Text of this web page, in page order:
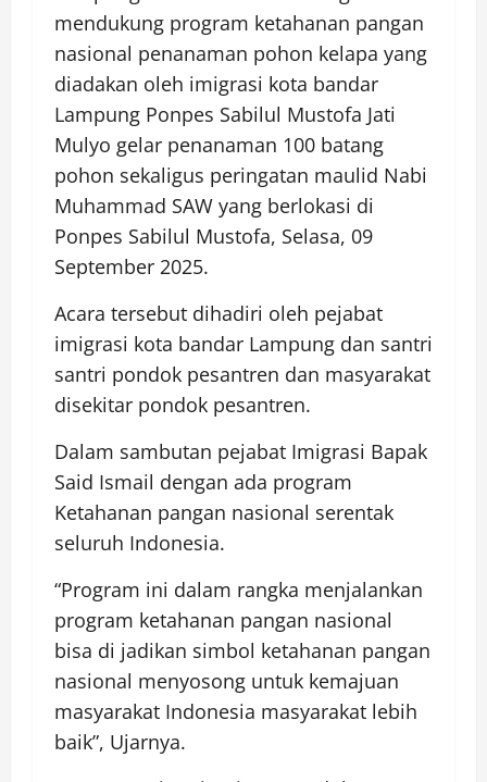
mendukung program ketahanan pangan
nasional penanaman pohon kelapa yang
diadakan oleh imigrasi kota bandar
Lampung Ponpes Sabilul Mustofa Jati
Mulyo gelar penanaman 100 batang
pohon sekaligus peringatan maulid Nabi
Muhammad SAW yang berlokasi di
Ponpes Sabilul Mustofa, Selasa, 09
September 2025.
Acara tersebut dihadiri oleh pejabat
imigrasi kota bandar Lampung dan santri
santri pondok pesantren dan masyarakat
disekitar pondok pesantren.
Dalam sambutan pejabat Imigrasi Bapak
Said Ismail dengan ada program
Ketahanan pangan nasional serentak
seluruh Indonesia.
“Program ini dalam rangka menjalankan
program ketahanan pangan nasional
bisa di jadikan simbol ketahanan pangan
nasional menyosong untuk kemajuan
masyarakat Indonesia masyarakat lebih
baik”, Ujarnya.